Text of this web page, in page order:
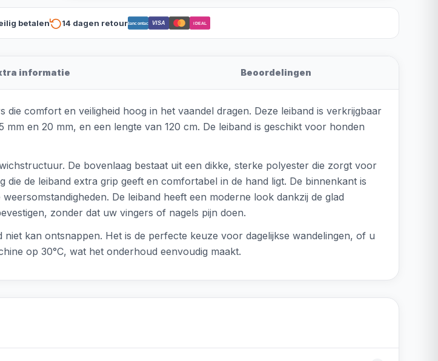
betalen 14 dagen retourBancontact VISA iDEAL
informatie Beoordelingen
comfort en veiligheid hoog in het vaandel dragen. Deze leiband is verkrijgbaar
en 20 mm, en een lengte van 120 cm. De leiband is geschikt voor honden
De bovenlaag bestaat uit een dikke, sterke polyester die zorgt voor
de leiband extra grip geeft en comfortabel in de hand ligt. De binnenkant is
De leiband heeft een moderne look dankzij de glad
zonder dat uw vingers of nagels pijn doen.
kan ontsnappen. Het is de perfecte keuze voor dagelijkse wandelingen, of u
op 30°C, wat het onderhoud eenvoudig maakt.